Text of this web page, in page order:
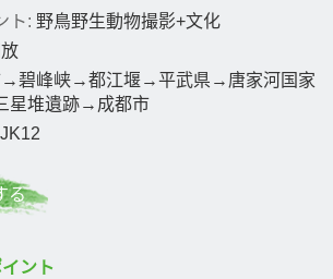
ト: 野鳥野生動物撮影+文化
→碧峰峡→都江堰→平武県→唐家河国家
星堆遺跡→成都市
JK12
る
ント